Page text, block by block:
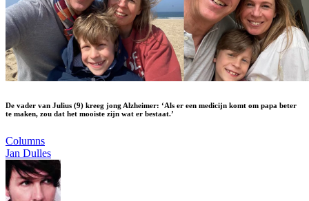
De vader van Julius (9) kreeg jong Alzheimer: ‘Als er een medicijn komt om papa beter
te maken, zou dat het mooiste zijn wat er bestaat.’
Columns
Jan Dulles